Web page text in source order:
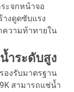
ะจกหน้าจอ
างดูดซับแรง
วามท้าทายใน
ำระดับสูง
องรับมาตรฐาน
สามารถแช่น้ำ